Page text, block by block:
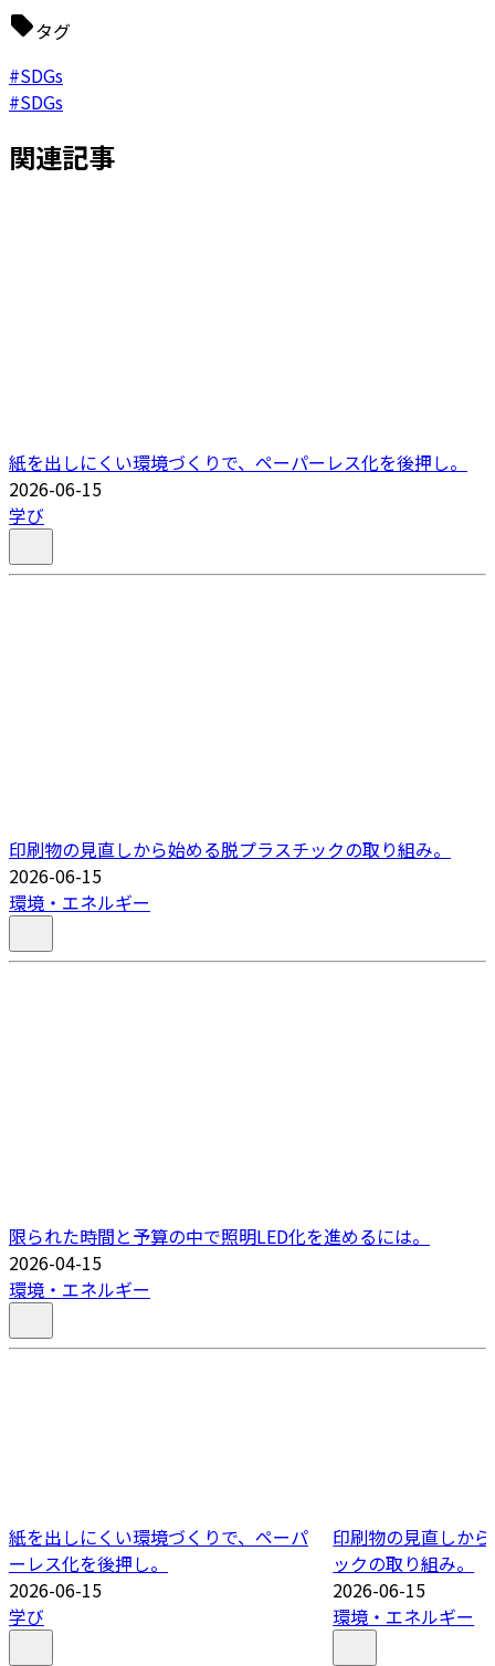
タグ
#SDGs
#SDGs
関連記事
紙を出しにくい環境づくりで、ペーパーレス化を後押し。
2026-06-15
学び
印刷物の見直しから始める脱プラスチックの取り組み。
2026-06-15
環境・エネルギー
限られた時間と予算の中で照明LED化を進めるには。
2026-04-15
環境・エネルギー
紙を出しにくい環境づくりで、ペーパ
ーレス化を後押し。
2026-06-15
学び
印刷物の見直しか
ックの取り組み。
2026-06-15
環境・エネルギー